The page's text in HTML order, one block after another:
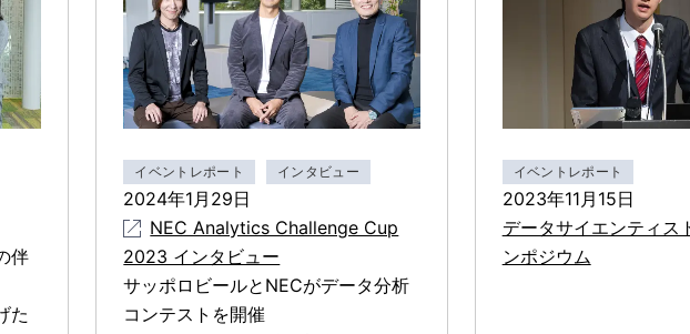
伴
た
イベントレポート インタビュー
2024年1月29日
NEC Analytics Challenge Cup
2023 インタビュー
サッポロビールとNECがデータ分析
コンテストを開催
イベントレポート
2023年11月15日
データサイエンティス
ンポジウム